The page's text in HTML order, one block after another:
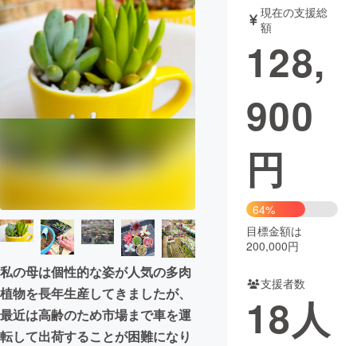
アート・写真 音楽
テクノロジー・ガジェット ゲーム・サ
映像・映画
まちづくり・地域活性化
CAMPFIRE for Social Good CAMPFIRE Creation
CAMPFIREふるさと納税machi-ya コミュニティ
私の母は個性的な姿が人気の多肉
植物を長年生産してきましたが、
最近は高齢のため市場まで車を運
転して出荷することが困難になり
現在の支援総
額
128,
900
円
64%
目標金額は
200,000円
支援者数
18人